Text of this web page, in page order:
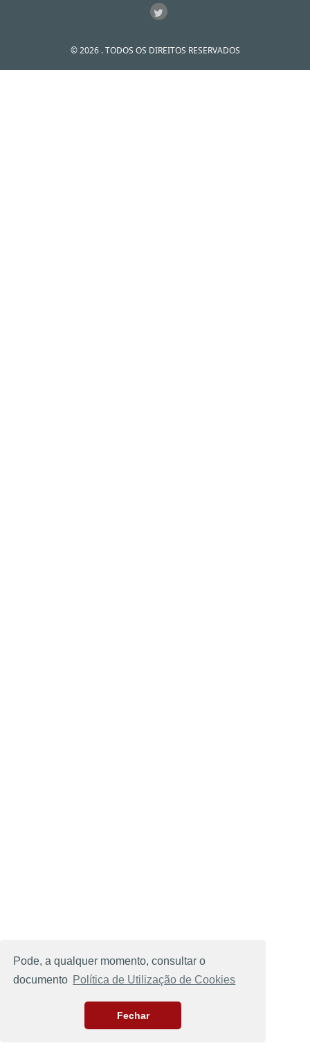
Pode, a qualquer momento, consultar o
documento Política de Utilização de Cookies
Fechar
© 2026 . TODOS OS DIREITOS RESERVADOS